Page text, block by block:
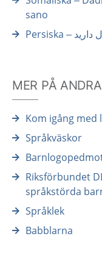
sano
MER PÅ
Kom igång med
Språkväskor
Riksförbundet
språkstörda
Språklek
Babblarna